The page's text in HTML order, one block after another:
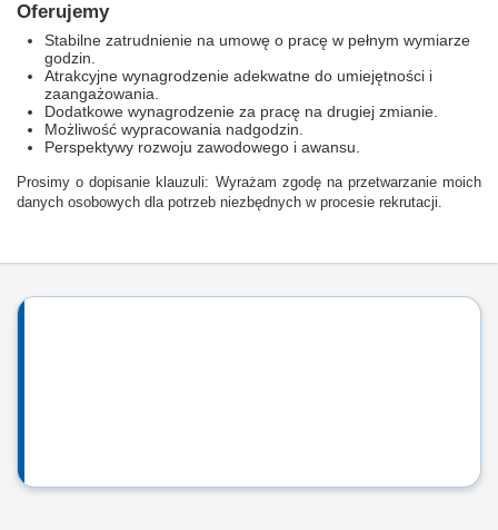
Oferujemy
Stabilne zatrudnienie na umowę o pracę w pełnym wymiarze
godzin.
Atrakcyjne wynagrodzenie adekwatne do umiejętności i
zaangażowania.
Dodatkowe wynagrodzenie za pracę na drugiej zmianie.
Możliwość wypracowania nadgodzin.
Perspektywy rozwoju zawodowego i awansu.
Prosimy o dopisanie klauzuli: Wyrażam zgodę na przetwarzanie moich
danych osobowych dla potrzeb niezbędnych w procesie rekrutacji.